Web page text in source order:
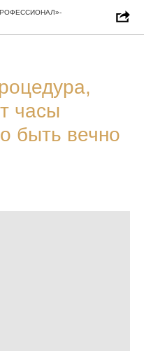
часы
быть вечно